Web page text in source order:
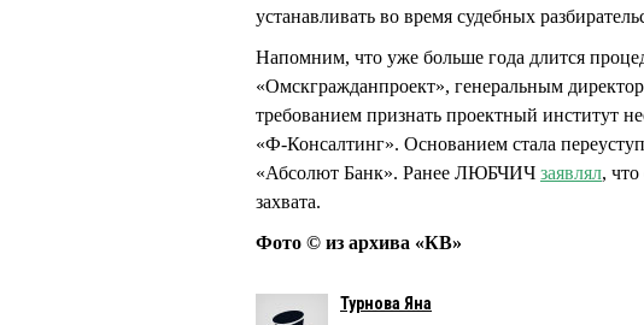
устанавливать во время судебных
Напомним, что уже больше года длится
«Омскгражданпроект», генеральным
требованием признать проектный институт
«Ф-Консалтинг». Основанием стала
«Абсолют Банк». Ранее ЛЮБЧИЧ заявлял,
захвата.
Фото © из архива «КВ»
Турнова Яна